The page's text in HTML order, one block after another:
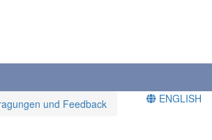
und Feedback
ENGLISH